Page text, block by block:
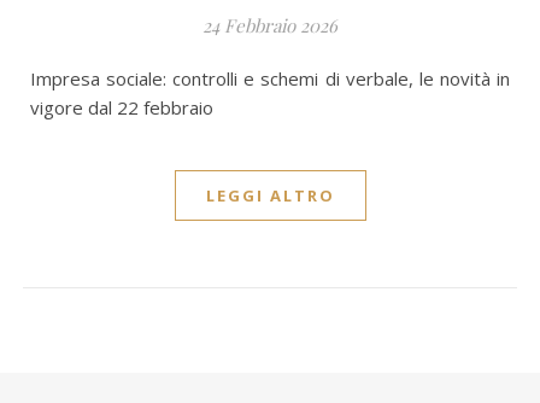
24 Febbraio 2026
Impresa sociale: controlli e schemi di verbale, le novità in
vigore dal 22 febbraio
LEGGI ALTRO